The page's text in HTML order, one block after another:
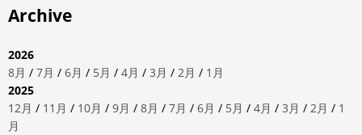
Archive
2026
8月 / 7月 / 6月 / 5月 / 4月 / 3月 / 2月 / 1月
2025
12月 / 11月 / 10月 / 9月 / 8月 / 7月 / 6月 / 5月 / 4月 / 3月 / 2月 / 1
月